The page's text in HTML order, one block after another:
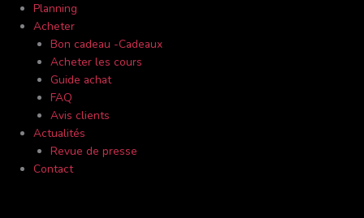
Planning
Acheter
Bon cadeau -Cadeaux
Acheter les cours
Guide achat
FAQ
Avis clients
Actualités
Revue de presse
Contact